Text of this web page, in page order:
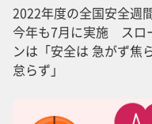
2022年度の全国安全週間
今年も7月に実施 スロ
ンは「安全は 急がず焦
怠らず」